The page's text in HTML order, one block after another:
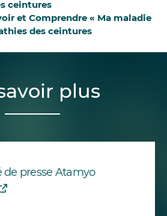
ceintures
et Comprendre « Ma maladie
des ceintures
plus
presse Atamyo